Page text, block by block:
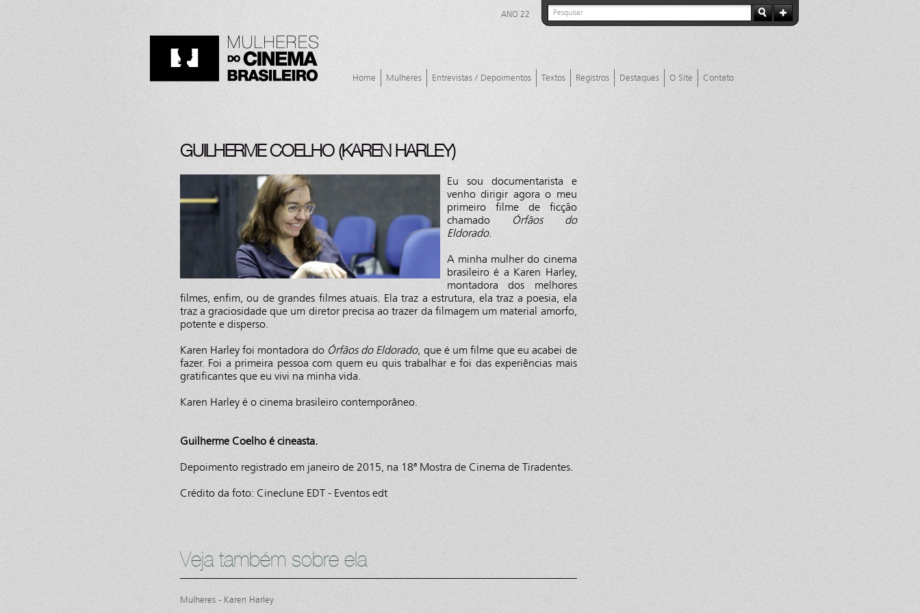
ANO 22
Home Mulheres Entrevistas / Depoimentos Textos Registros Destaques O Site Contato
GUILHERME COELHO (KAREN HARLEY)
Eu sou documentarista e
venho dirigir agora o meu
primeiro filme de ficção
chamado Órfãos do
Eldorado.
A minha mulher do cinema
brasileiro é a Karen Harley,
montadora dos melhores
filmes, enfim, ou de grandes filmes atuais. Ela traz a estrutura, ela traz a poesia, ela
traz a graciosidade que um diretor precisa ao trazer da filmagem um material amorfo,
potente e disperso.
Karen Harley foi montadora do Órfãos do Eldorado, que é um filme que eu acabei de
fazer. Foi a primeira pessoa com quem eu quis trabalhar e foi das experiências mais
gratificantes que eu vivi na minha vida.
Karen Harley é o cinema brasileiro contemporâneo.
Guilherme Coelho é cineasta.
Depoimento registrado em janeiro de 2015, na 18ª Mostra de Cinema de Tiradentes.
Crédito da foto: Cineclune EDT - Eventos edt
Veja também sobre ela
Mulheres - Karen Harley